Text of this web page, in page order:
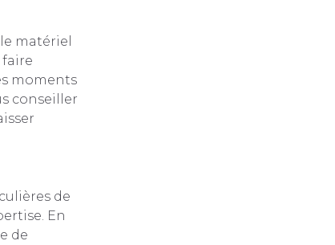
matériel
faire
moments
conseiller
de
En
de